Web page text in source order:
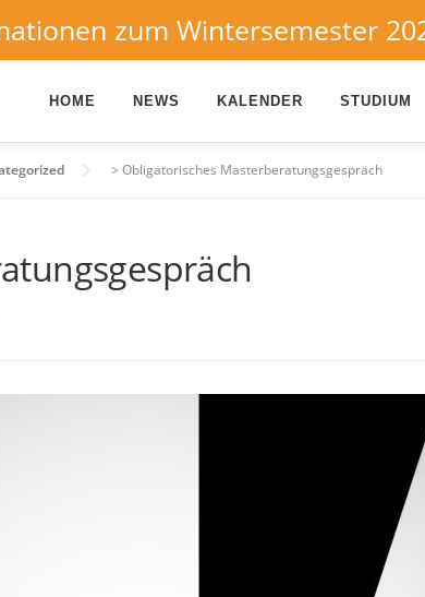
HOME NEWS KALENDER STUDIUM
> Obligatorisches Masterberatungsgespräch
zum Wintersemester